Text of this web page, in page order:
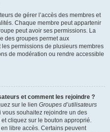
de gérer l’accès des membres et
Chaque membre peut appartenir
peut avoir ses permissions. La
des groupes permet aux
permissions de plusieurs membres
de modération ou rendre accessible
et comment les rejoindre ?
sur le lien Groupes d’utilisateurs
vous souhaitez rejoindre un des
cliquez sur le bouton approprié.
libre accès. Certains peuvent